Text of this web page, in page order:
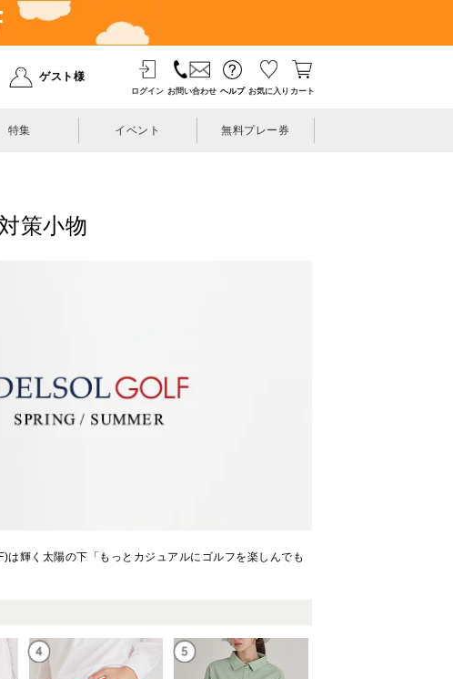
ゲスト様
ログイン お問い合わせ ヘルプ お気に入り カート
特集 イベント 無料プレー券
策小物
輝く太陽の下「もっとカジュアルにゴルフを楽しんでも